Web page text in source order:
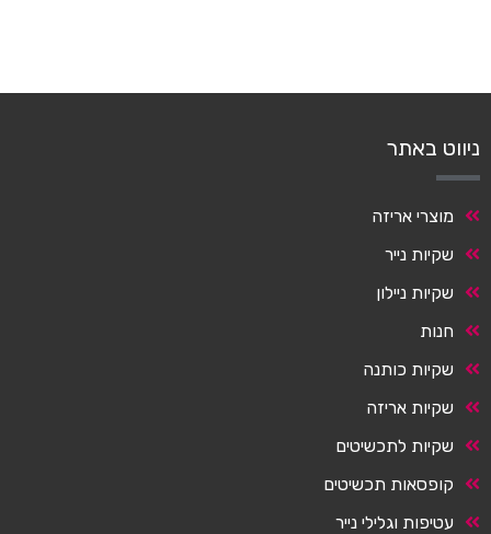
ניווט באתר
מוצרי אריזה
שקיות נייר
שקיות ניילון
חנות
שקיות כותנה
שקיות אריזה
שקיות לתכשיטים
קופסאות תכשיטים
עטיפות וגלילי נייר